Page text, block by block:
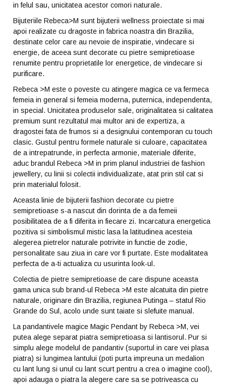
in felul sau, unicitatea acestor comori naturale.
Bijuteriile Rebeca>M sunt bijuterii wellness proiectate si mai
apoi realizate cu dragoste in fabrica noastra din Brazilia,
destinate celor care au nevoie de inspiratie, vindecare si
energie, de aceea sunt decorate cu pietre semipretioase
renumite pentru proprietatile lor energetice, de vindecare si
purificare.
Rebeca >M este o poveste cu atingere magica ce va fermeca
femeia in general si femeia moderna, puternica, independenta,
in special. Unicitatea produselor sale, originalitatea si calitatea
premium sunt rezultatul mai multor ani de expertiza, a
dragostei fata de frumos si a designului contemporan cu touch
clasic. Gustul pentru formele naturale si culoare, capacitatea
de a intrepatrunde, in perfecta armonie, materiale diferite,
aduc brandul Rebeca >M in prim planul industriei de fashion
jewellery, cu linii si colectii individualizate, atat prin stil cat si
prin materialul folosit.
Aceasta linie de bijuterii fashion decorate cu pietre
semipretioase s-a nascut din dorinta de a da femeii
posibilitatea de a fi diferita in fiecare zi. Incarcatura energetica
pozitiva si simbolismul mistic lasa la latitudinea acesteia
alegerea pietrelor naturale potrivite in functie de zodie,
personalitate sau ziua in care vor fi purtate. Este modalitatea
perfecta de a-ti actualiza cu usurinta look-ul.
Colectia de pietre semipretioase de care dispune aceasta
gama unica sub brand-ul Rebeca >M este alcatuita din pietre
naturale, originare din Brazilia, regiunea Putinga – statul Rio
Grande do Sul, acolo unde sunt taiate si slefuite manual.
La pandantivele magice Magic Pendant by Rebeca >M, vei
putea alege separat piatra semipretioasa si lantisorul. Pur si
simplu alege modelul de pandantiv (suportul in care vei plasa
piatra) si lungimea lantului (poti purta impreuna un medalion
cu lant lung si unul cu lant scurt pentru a crea o imagine cool),
apoi adauga o piatra la alegere care sa se potriveasca cu